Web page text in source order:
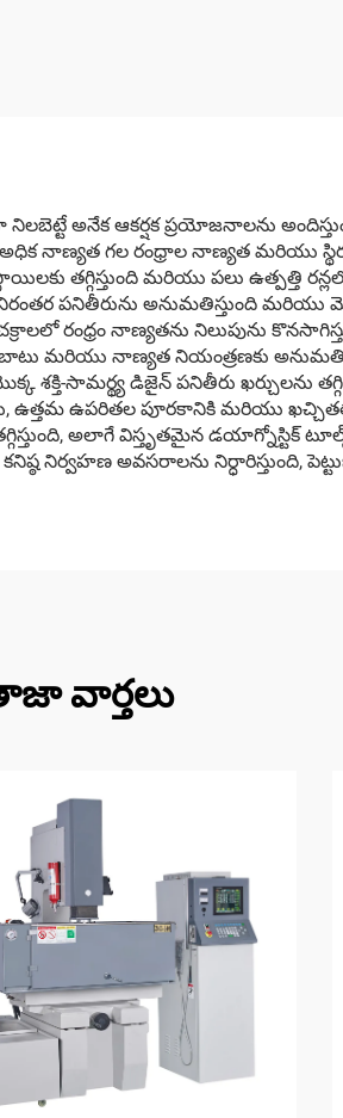
నిలబెట్టే అనేక ఆకర్షక ప్రయోజనాలను
అధిక నాణ్యత గల రంధ్రాల నాణ్యత మరియు
తగ్గిస్తుంది మరియు పలు ఉత్పత్తి
పనితీరును అనుమతిస్తుంది మరియు
రంధ్రం నాణ్యతను నిలుపును
మరియు నాణ్యత నియంత్రణకు
సామర్థ్య డిజైన్ పనితీరు ఖర్చులను
ఉత్తమ ఉపరితల పూరకానికి మరియు
అలాగే విస్తృతమైన డయాగ్నోస్టిక్
అవసరాలను నిర్ధారిస్తుంది,
వార్తలు